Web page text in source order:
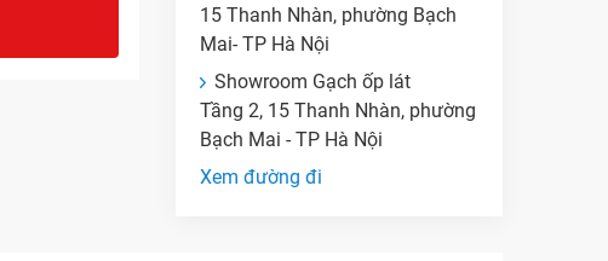
15 Thanh Nhàn, phường Bạch
Mai- TP Hà Nội
Showroom Gạch ốp lát
Tầng 2, 15 Thanh Nhàn, phường
Bạch Mai - TP Hà Nội
Xem đường đi